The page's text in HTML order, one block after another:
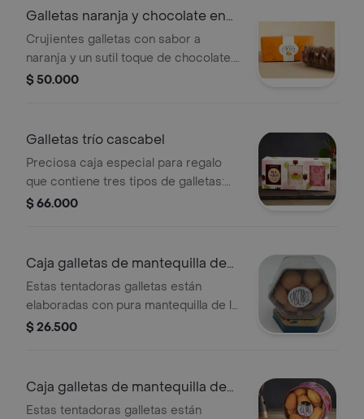
alimento completo de la dieta de los
Galletas naranja y chocolate en
caja
Crujientes galletas con sabor a
naranja y un sutil toque de chocolate.
vienen empacadas en una preciosa
despacha únicamente a bogotá por
$ 50.000
Galletas trío cascabel
Preciosa caja especial para regalo
que contiene tres tipos de galletas:
red velvet, rosas y cranberries, mora
$ 66.000
Caja galletas de mantequilla de
55gr
Estas tentadoras galletas están
elaboradas con pura mantequilla de la
más alta calidad. son de una suavidad
colección cascabel. presentación
55gr
$ 26.500
Caja galletas de mantequilla de
90gr
Estas tentadoras galletas están